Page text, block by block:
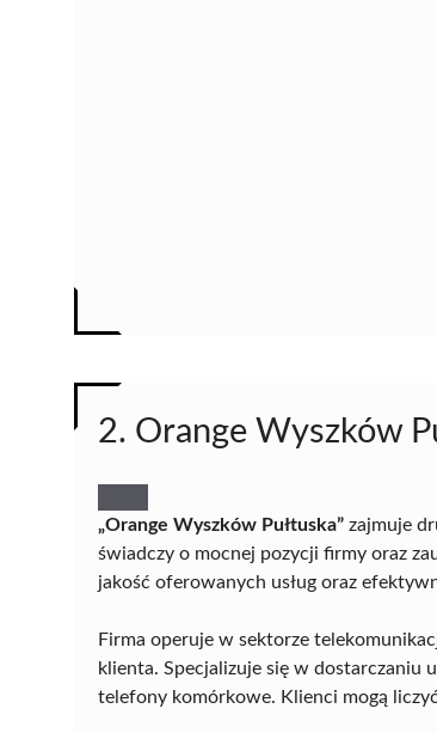
2. Orange Wyszków
„Orange Wyszków Pułtuska” zajmuje
świadczy o mocnej pozycji firmy oraz
jakość oferowanych usług oraz
Firma operuje w sektorze
klienta. Specjalizuje się w dostarczaniu
telefony komórkowe. Klienci mogą